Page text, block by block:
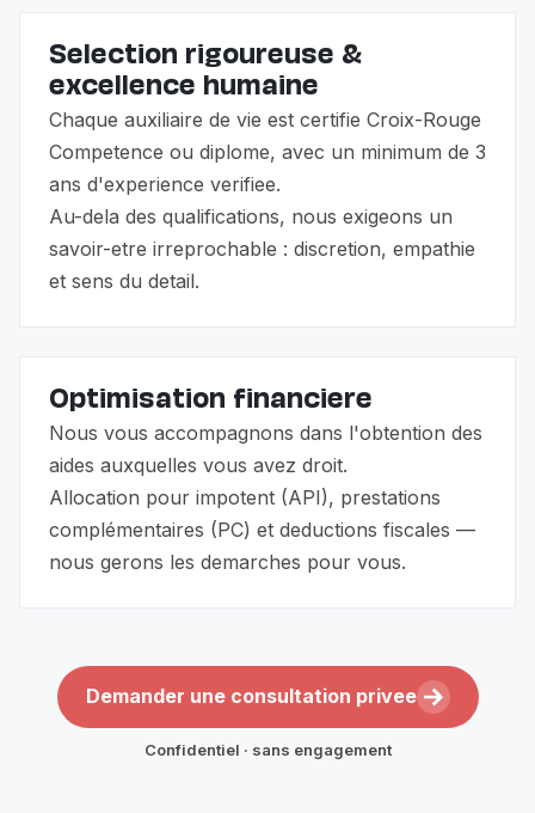
Selection rigoureuse &
excellence humaine
Chaque auxiliaire de vie est certifie Croix-Rouge
Competence ou diplome, avec un minimum de 3
ans d'experience verifiee.
Au-dela des qualifications, nous exigeons un
savoir-etre irreprochable : discretion, empathie
et sens du detail.
Optimisation financiere
Nous vous accompagnons dans l'obtention des
aides auxquelles vous avez droit.
Allocation pour impotent (API), prestations
complémentaires (PC) et deductions fiscales —
nous gerons les demarches pour vous.
Demander une consultation privee
Confidentiel · sans engagement